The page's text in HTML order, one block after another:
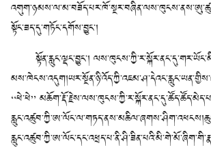
སྟོང་ཟད་དུ་གཏོང་དགོས་བྱུང་།
སྟོན་རླུང་ལྡང་བྱུང་།
“ཕེ་ཕེ”